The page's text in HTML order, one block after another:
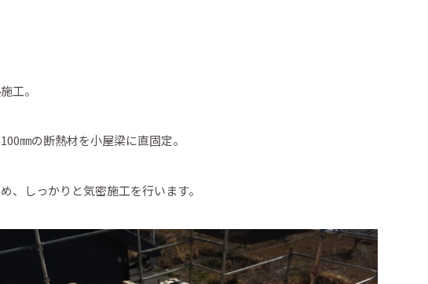
工。
㎜の断熱材を小屋梁に直固定。
、しっかりと気密施工を行います。